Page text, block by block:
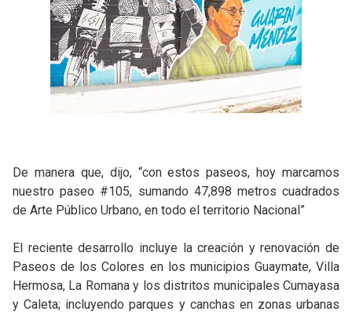
De manera que, dijo, “con estos paseos, hoy marcamos
nuestro paseo #105, sumando 47,898 metros cuadrados
de Arte Público Urbano, en todo el territorio Nacional”
El reciente desarrollo incluye la creación y renovación de
Paseos de los Colores en los municipios Guaymate, Villa
Hermosa, La Romana y los distritos municipales Cumayasa
y Caleta; incluyendo parques y canchas en zonas urbanas